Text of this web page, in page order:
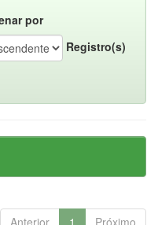
por
Registro(s)
Anterior 1 Próximo